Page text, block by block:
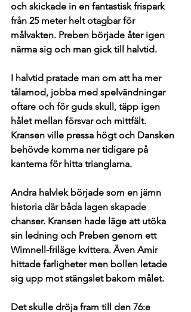
och skickade in en fantastisk frispark
från 25 meter helt otagbar för
målvakten. Preben började åter igen
närma sig och man gick till halvtid.
I halvtid pratade man om att ha mer
tålamod, jobba med spelvändningar
oftare och för guds skull, täpp igen
hålet mellan försvar och mittfält.
Kransen ville pressa högt och Dansken
behövde komma ner tidigare på
kanterna för hitta trianglarna.
Andra halvlek började som en jämn
historia där båda lagen skapade
chanser. Kransen hade läge att utöka
sin ledning och Preben genom ett
Wimnell-friläge kvittera. Även Amir
hittade farligheter men bollen letade
sig upp mot stängslet bakom målet.
Det skulle dröja fram till den 76:e